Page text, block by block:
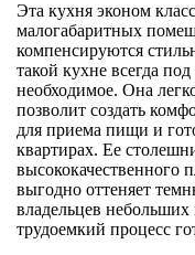
Эта кухня эконом
малогабаритных
компенсируются
такой кухне всегда
необходимое. Она
позволит создать
для приема пищи и
квартирах. Ее
высококачественного
выгодно оттеняет
владельцев
трудоемкий процесс